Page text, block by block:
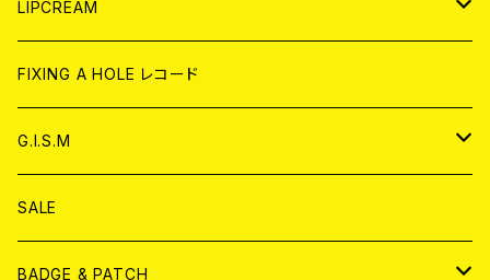
ANALOG
WORLD
CD
ANALOG
JAPAN
CD
ANALOG
WORLD
CD
ANALOG
LIPCREAM
CD
アナログ
DVD
T-shirt & WEAR
FIXING A HOLE レコード
G.I.S.M
CD
ANALOG
SALE
BADGE & PATCH